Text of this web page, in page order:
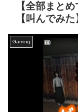
【全部まと
【叫んでみた
Gaming